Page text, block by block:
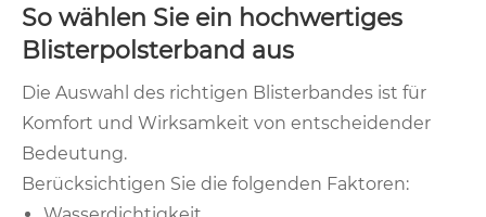
So wählen Sie ein hochwertiges
Blisterpolsterband aus
Die Auswahl des richtigen Blisterbandes ist für
Komfort und Wirksamkeit von entscheidender
Bedeutung.
Berücksichtigen Sie die folgenden Faktoren: